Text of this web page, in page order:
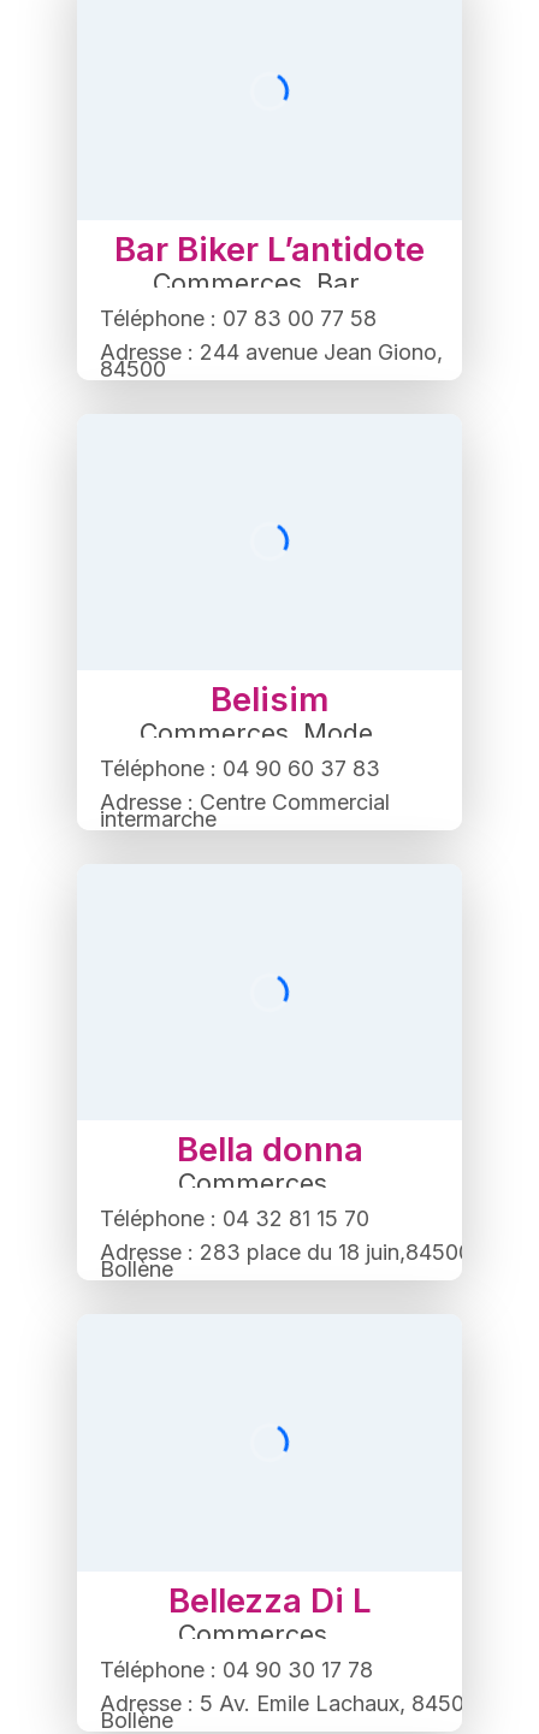
Bar Biker L’antidote
Commerces Bar
Téléphone : 07 83 00 77 58
Adresse : 244 avenue Jean Giono,
84500
Belisim
Commerces Mode
Téléphone : 04 90 60 37 83
Adresse : Centre Commercial
intermarche
Bella donna
Commerces
Institut de beauté, Bien-être
Téléphone : 04 32 81 15 70
Adresse : 283 place du 18 juin,84500
Bollène
Bellezza Di L
Commerces
Institut de beauté, Coiffeur
Bien-être
Téléphone : 04 90 30 17 78
Adresse : 5 Av. Emile Lachaux, 84500
Bollène